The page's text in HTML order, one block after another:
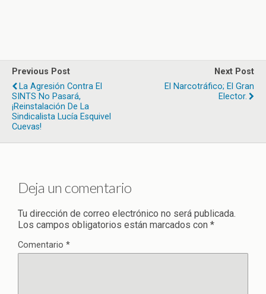
Previous Post
La Agresión Contra El
SINTS No Pasará,
¡Reinstalación De La
Sindicalista Lucía Esquivel
Cuevas!
Next Post
El Narcotráfico; El Gran
Elector.
Deja un comentario
Tu dirección de correo electrónico no será publicada.
Los campos obligatorios están marcados con *
Comentario *